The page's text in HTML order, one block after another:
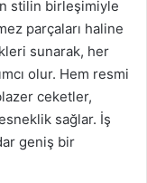
stilin birleşimiyle
parçaları haline
sunarak, her
olur. Hem resmi
ceketler,
sağlar. İş
geniş bir